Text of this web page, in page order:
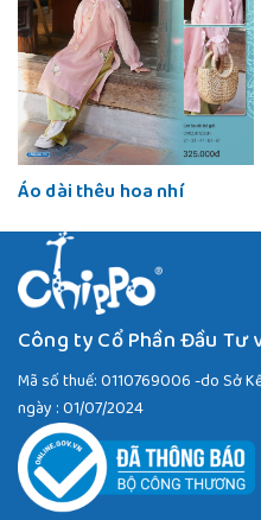
Áo dài thêu hoa nhí
Công ty Cổ Phần Đầu Tư
Mã số thuế: 0110769006 -do Sở
ngày : 01/07/2024